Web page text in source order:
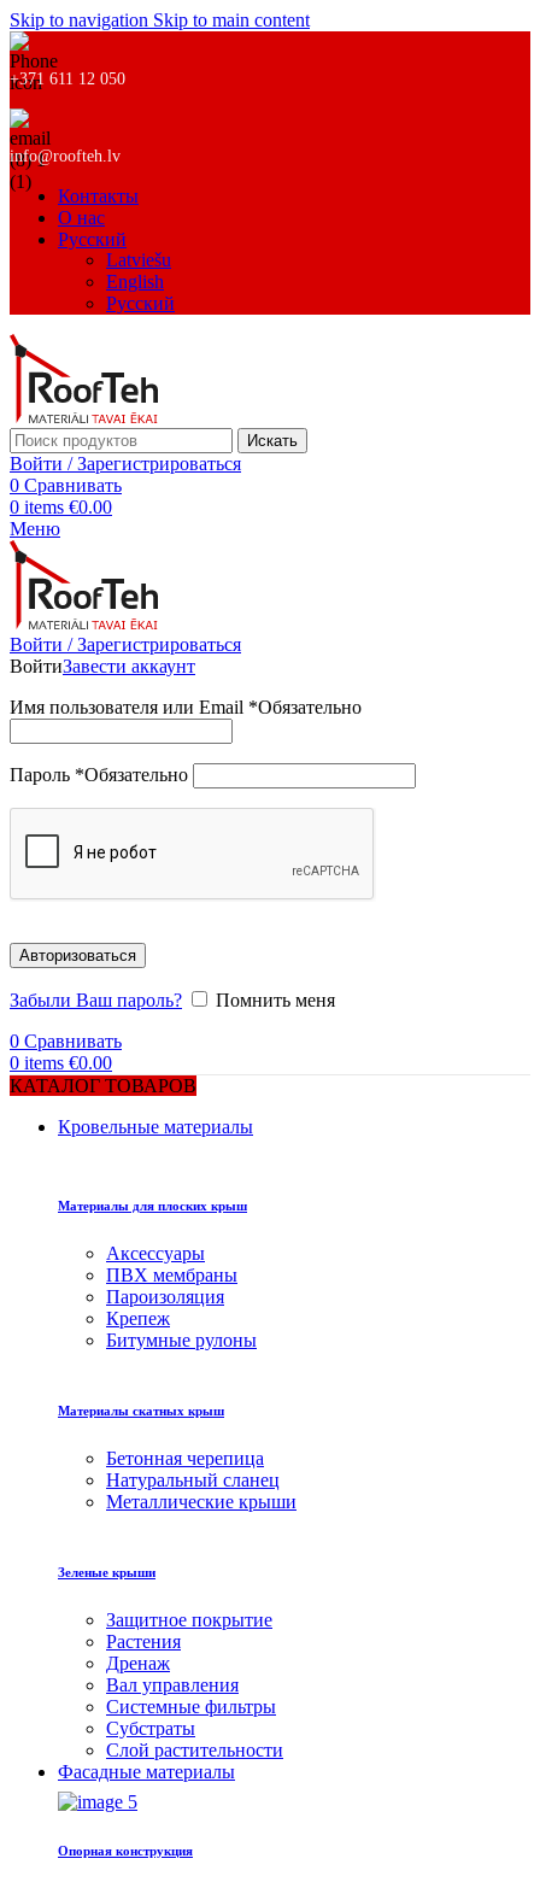
Skip to navigation Skip to main content
+371 611 12 050
info@roofteh.lv
Контакты
О нас
Русский
Latviešu
English
Русский
Искать
Войти / Зарегистрироваться
0 Сравнивать
0 items €0.00
Меню
Войти / Зарегистрироваться
ВойтиЗавести аккаунт
Имя пользователя или Email *Обязательно
Пароль *Обязательно
Авторизоваться
Забыли Ваш пароль?
Помнить меня
0 Сравнивать
0 items €0.00
КАТАЛОГ ТОВАРОВ
Кровельные материалы
Материалы для плоских крыш
Аксессуары
ПВХ мембраны
Пароизоляция
Крепеж
Битумные рулоны
Материалы скатных крыш
Бетонная черепица
Натуральный сланец
Металлические крыши
Зеленые крыши
Защитное покрытие
Растения
Дренаж
Вал управления
Системные фильтры
Субстраты
Слой растительности
Фасадные материалы
Oпорная конструкция